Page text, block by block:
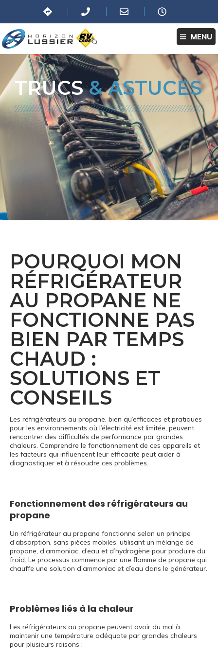
MENU
TRUCS& ASTUCES
POURQUOI MON
RÉFRIGÉRATEUR
AU PROPANE NE
FONCTIONNE PAS
BIEN PAR TEMPS
CHAUD :
SOLUTIONS ET
CONSEILS
Les réfrigérateurs au propane, bien qu’efficaces et pratiques
pour les environnements où l’électricité est limitée, peuvent
rencontrer des difficultés de performance par grandes
chaleurs. Comprendre le fonctionnement de ces appareils et
les facteurs qui influencent leur efficacité peut aider à
diagnostiquer et à résoudre ces problèmes.
Fonctionnement des réfrigérateurs au
propane
Un réfrigérateur au propane fonctionne selon un principe
d’absorption, sans pièces mobiles, utilisant un mélange de
propane, d’ammoniac, d’eau et d’hydrogène pour produire du
froid. Le processus commence par une flamme de propane qui
chauffe une solution d’ammoniac et d’eau dans le générateur.
Problèmes liés à la chaleur
Les réfrigérateurs au propane peuvent avoir du mal à
maintenir une température adéquate par grandes chaleurs
pour plusieurs raisons :